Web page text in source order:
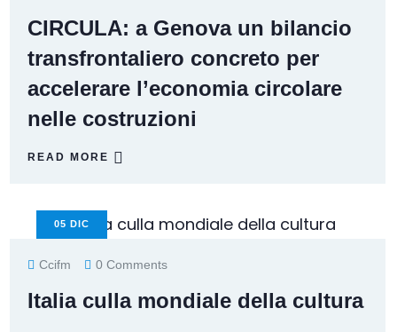
CIRCULA: a Genova un bilancio
transfrontaliero concreto per
accelerare l’economia circolare
nelle costruzioni
READ MORE
05 DIC
Ccifm 0 Comments
Italia culla mondiale della cultura